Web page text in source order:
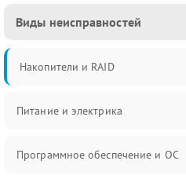
Виды неисправностей
Накопители и RAID
Питание и электрика
Программное обеспечение и ОС